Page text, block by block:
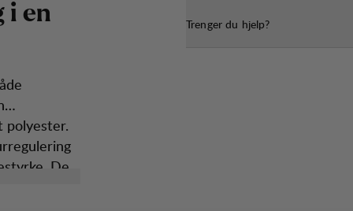
i en
polyester.
De
Trenger du hjelp?